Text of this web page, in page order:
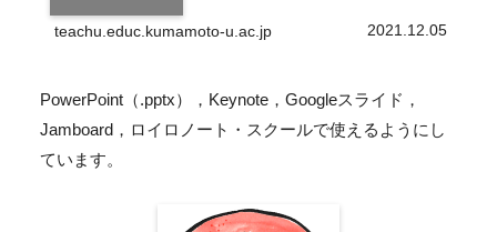
teachu.educ.kumamoto-u.ac.jp 2021.12.05
PowerPoint（.pptx），Keynote，Googleスライド，
Jamboard，ロイロノート・スクールで使えるようにし
ています。